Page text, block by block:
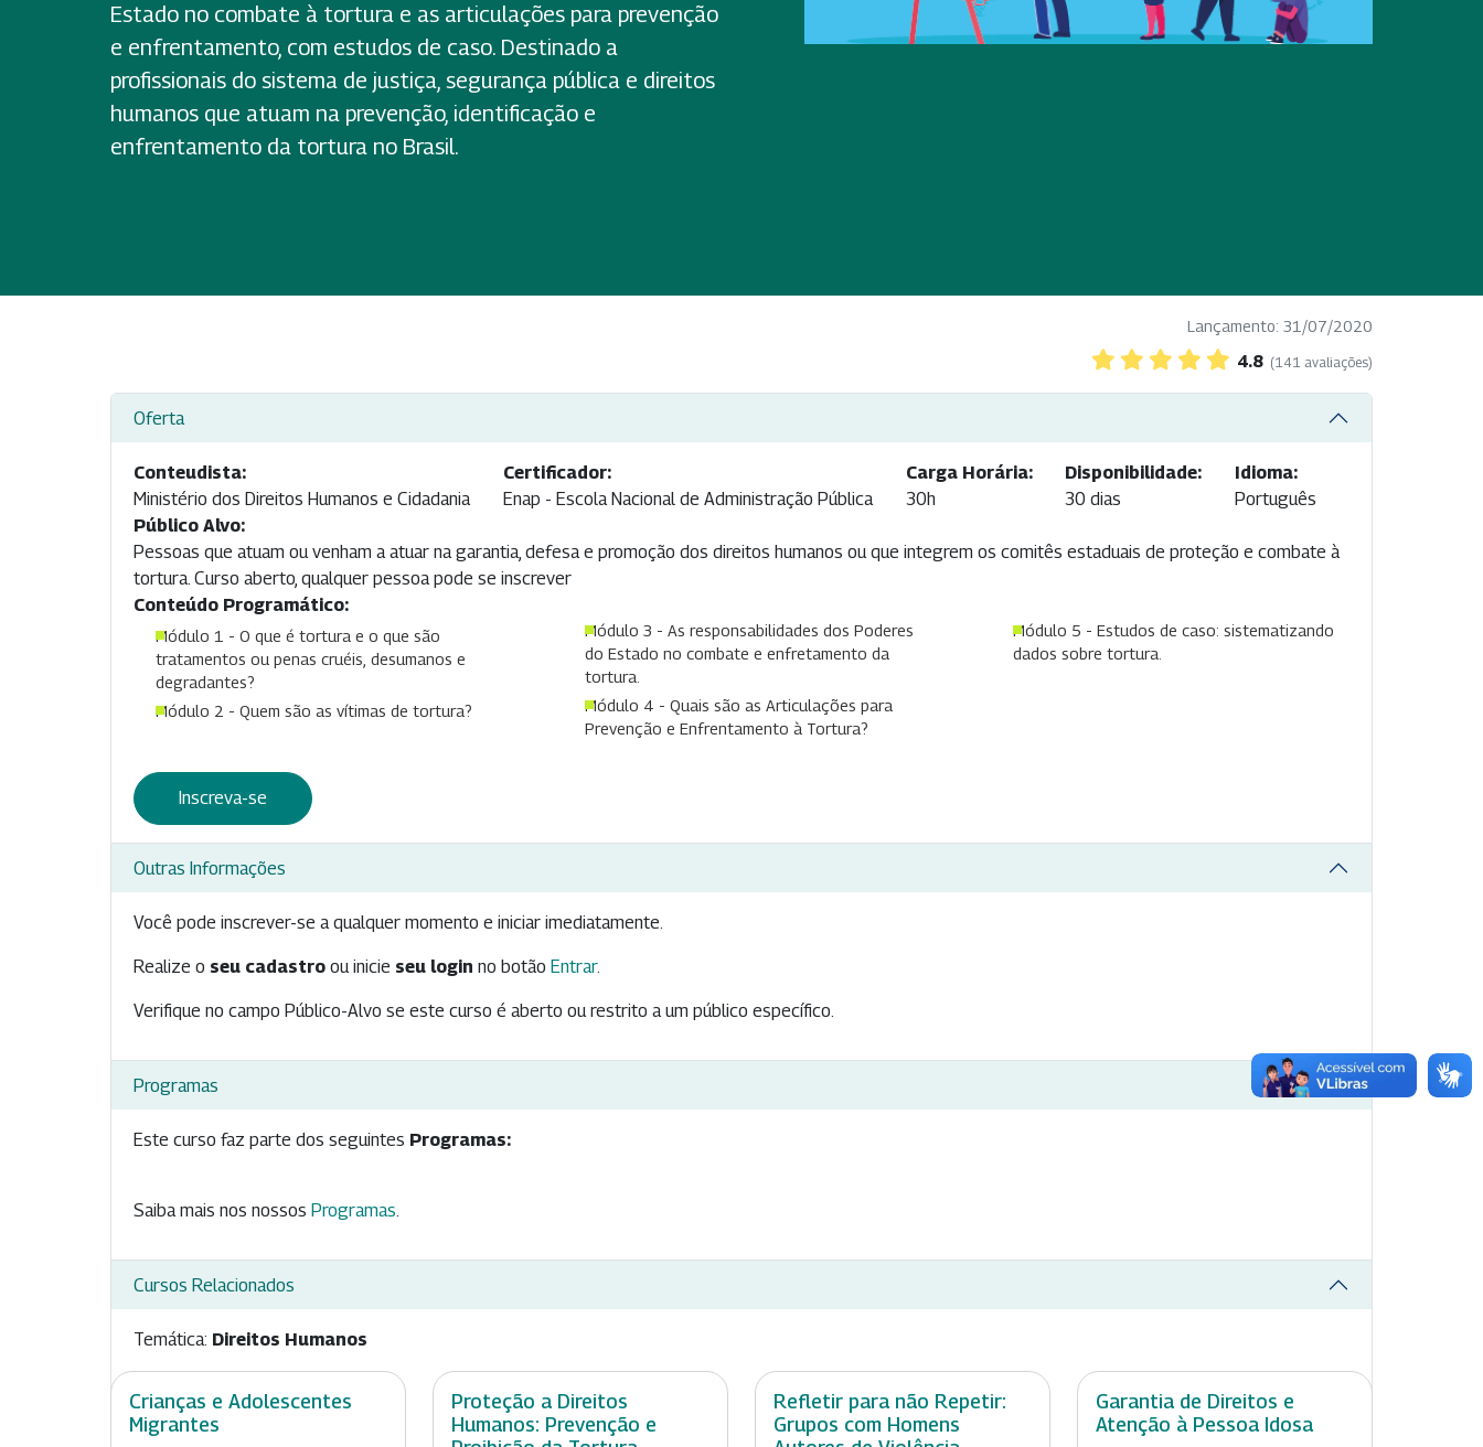
Estado no combate à tortura e as articulações para prevenção
e enfrentamento, com estudos de caso. Destinado a
profissionais do sistema de justiça, segurança pública e direitos
humanos que atuam na prevenção, identificação e
enfrentamento da tortura no Brasil.
Lançamento: 31/07/2020
4.8 (141 avaliações)
Oferta
Conteudista:
Ministério dos Direitos Humanos e Cidadania
Certificador:
Enap - Escola Nacional de Administração Pública
Carga Horária:
30h
Disponibilidade:
30 dias
Idioma:
Português
Público Alvo:
Pessoas que atuam ou venham a atuar na garantia, defesa e promoção dos direitos humanos ou que integrem os comitês estaduais de proteção e combate à
tortura. Curso aberto, qualquer pessoa pode se inscrever
Conteúdo Programático:
Módulo 1 - O que é tortura e o que são
tratamentos ou penas cruéis, desumanos e
degradantes?
Módulo 2 - Quem são as vítimas de tortura?
Módulo 3 - As responsabilidades dos Poderes
do Estado no combate e enfretamento da
tortura.
Módulo 4 - Quais são as Articulações para
Prevenção e Enfrentamento à Tortura?
Módulo 5 - Estudos de caso: sistematizando
dados sobre tortura.
Inscreva-se
Outras Informações
Você pode inscrever-se a qualquer momento e iniciar imediatamente.
Realize o seu cadastro ou inicie seu login no botão Entrar.
Verifique no campo Público-Alvo se este curso é aberto ou restrito a um público específico.
Programas
Este curso faz parte dos seguintes Programas:
Saiba mais nos nossos Programas.
Cursos Relacionados
Temática: Direitos Humanos
Crianças e Adolescentes
Migrantes
Proteção a Direitos
Humanos: Prevenção e
Refletir para não Repetir:
Grupos com Homens
Garantia de Direitos e
Atenção à Pessoa Idosa